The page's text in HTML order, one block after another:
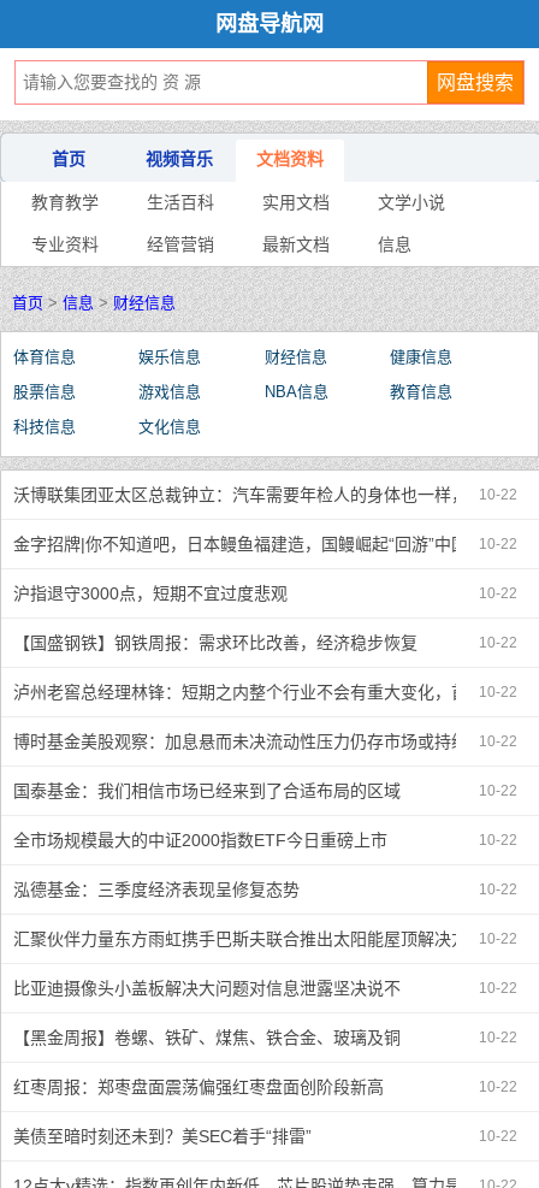
网盘导航网
首页 视频音乐 文档资料
教育教学 生活百科 实用文档 文学小说
专业资料 经管营销 最新文档 信息
首页>信息>财经信息
体育信息 娱乐信息 财经信息
健康信息
股票信息
游戏信息 NBA信息
教育信息
科技信息
文化信息
沃博联集团亚太区总裁钟立：汽车需要年检人的身体也一样，早筛可
10-22
金字招牌|你不知道吧，日本鳗鱼福建造，国鳗崛起“回游”中国餐桌
10-22
沪指退守3000点，短期不宜过度悲观 10-22
【国盛钢铁】钢铁周报：需求环比改善，经济稳步恢复 10-22
泸州老窖总经理林锋：短期之内整个行业不会有重大变化，首先要守
10-22
博时基金美股观察：加息悬而未决流动性压力仍存市场或持续震荡
10-22
国泰基金：我们相信市场已经来到了合适布局的区域 10-22
全市场规模最大的中证2000指数ETF今日重磅上市 10-22
泓德基金：三季度经济表现呈修复态势 10-22
汇聚伙伴力量东方雨虹携手巴斯夫联合推出太阳能屋顶解决方案10-22
比亚迪摄像头小盖板解决大问题对信息泄露坚决说不 10-22
【黑金周报】卷螺、铁矿、煤焦、铁合金、玻璃及铜 10-22
红枣周报：郑枣盘面震荡偏强红枣盘面创阶段新高 10-22
美债至暗时刻还未到？美SEC着手“排雷” 10-22